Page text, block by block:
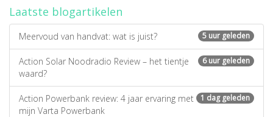
Laatste blogartikelen
5 uur geleden
Meervoud van handvat: wat is juist?
6 uur geleden
Action Solar Noodradio Review – het tientje
waard?
1 dag geleden
Action Powerbank review: 4 jaar ervaring met
mijn Varta Powerbank